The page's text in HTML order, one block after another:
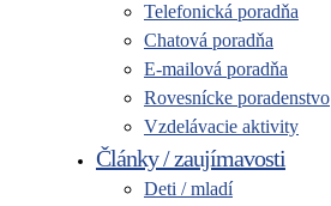
Telefonická poradňa
Chatová poradňa
E-mailová poradňa
Rovesnícke poradenstvo
Vzdelávacie aktivity
Články / zaujímavosti
Deti / mladí